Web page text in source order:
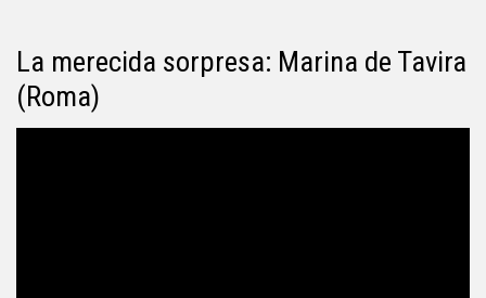
La merecida sorpresa: Marina de Tavira
(Roma)